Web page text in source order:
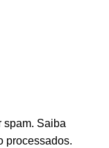
spam. Saiba
processados.